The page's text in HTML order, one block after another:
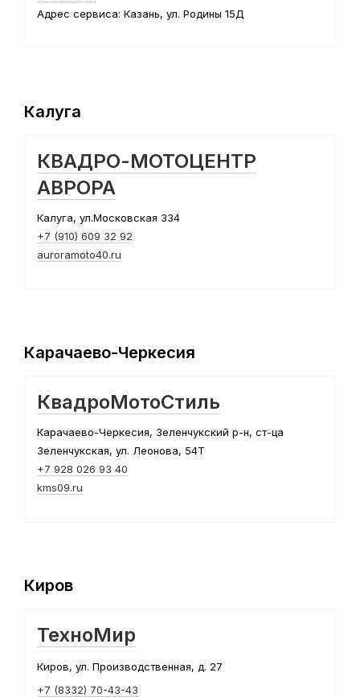
Адрес сервиса: Казань, ул. Родины 15Д
Калуга
КВАДРО-МОТОЦЕНТР
АВРОРА
Калуга, ул.Московская 334
+7 (910) 609 32 92
auroramoto40.ru
Карачаево-Черкесия
КвадроМотоСтиль
Карачаево-Черкесия, Зеленчукский р-н, ст-ца
Зеленчукская, ул. Леонова, 54Т
+7 928 026 93 40
kms09.ru
Киров
ТехноМир
Киров, ул. Производственная, д. 27
+7 (8332) 70-43-43